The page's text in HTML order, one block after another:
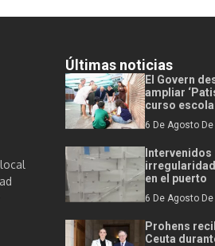
Últimas noticias
El Govern
ampliar
curso
6 De Agosto
en el puerto
6 De Agosto
Prohens
Ceuta